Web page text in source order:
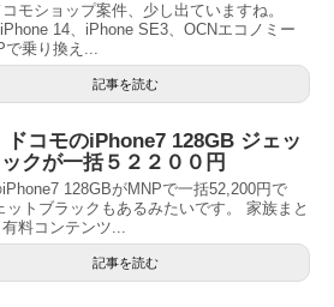
モショップ案件、少し出ていますね。
14、iPhone SE3、OCNエコノミー
で乗り換え...
記事を読む
ドコモのiPhone7 128GB ジェッ
ックが一括５２２００円
iPhone7 128GBがMNPで一括52,200円で
ットブラックもあるみたいです。 家族まと
料コンテンツ...
記事を読む